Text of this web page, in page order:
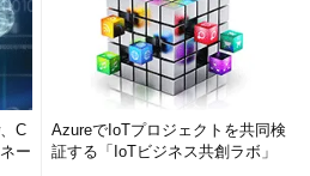
C
ー
AzureでIoTプロジェクトを共同検
証する「IoTビジネス共創ラボ」